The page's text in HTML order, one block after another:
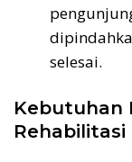
selesai.
Kebutuhan
Rehabilitasi